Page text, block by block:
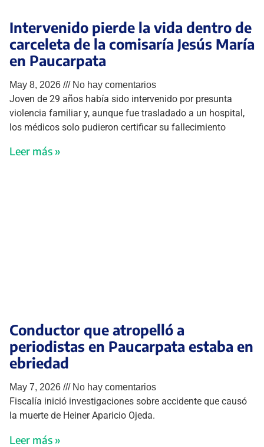
Intervenido pierde la vida dentro de
carceleta de la comisaría Jesús María
en Paucarpata
May 8, 2026 No hay comentarios
Joven de 29 años había sido intervenido por presunta
violencia familiar y, aunque fue trasladado a un hospital,
los médicos solo pudieron certificar su fallecimiento
Leer más »
Conductor que atropelló a
periodistas en Paucarpata estaba en
ebriedad
May 7, 2026 No hay comentarios
Fiscalía inició investigaciones sobre accidente que causó
la muerte de Heiner Aparicio Ojeda.
Leer más »